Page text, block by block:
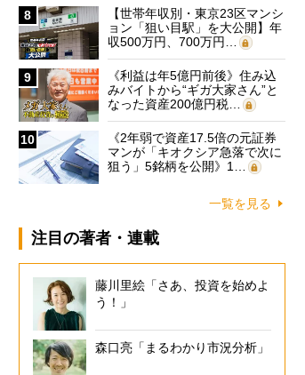
8
【世帯年収別・東京23区マンシ
ョン「狙い目駅」を大公開】年
収500万円、700万円…
9
《利益は年5億円前後》住み込
みバイトから“ギガ大家さん”と
なった資産200億円税…
10
《2年弱で資産17.5倍の元証券
マンが「キオクシア急落で次に
狙う」5銘柄を公開》1…
一覧を見る
注目の著者・連載
藤川里絵「さあ、投資を始めよ
う！」
森口亮「まるわかり市況分析」